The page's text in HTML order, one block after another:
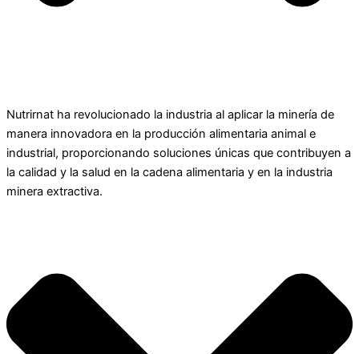
Nutrirnat ha revolucionado la industria al aplicar la minería de
manera innovadora en la producción alimentaria animal e
industrial, proporcionando soluciones únicas que contribuyen a
la calidad y la salud en la cadena alimentaria y en la industria
minera extractiva.